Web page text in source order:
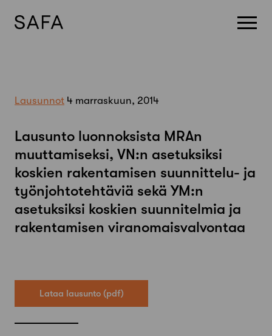
Lausunnot 4 marraskuun, 2014
Lausunto luonnoksista MRAn
muuttamiseksi, VN:n asetuksiksi
koskien rakentamisen suunnittelu- ja
työnjohtotehtäviä sekä YM:n
asetuksiksi koskien suunnitelmia ja
rakentamisen viranomaisvalvontaa
Lataa lausunto